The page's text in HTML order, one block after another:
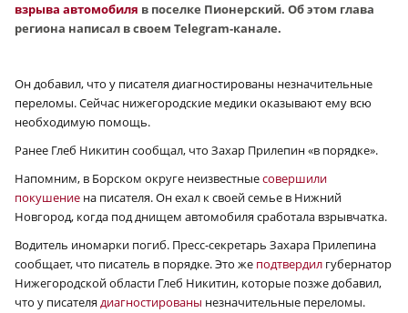
взрыва автомобиля в поселке Пионерский. Об этом глава
региона написал в своем Telegram-канале.
Он добавил, что у писателя диагностированы незначительные
переломы. Сейчас нижегородские медики оказывают ему всю
необходимую помощь.
Ранее Глеб Никитин сообщал, что Захар Прилепин «в порядке».
Напомним, в Борском округе неизвестныесовершили
покушение на писателя. Он ехал к своей семье в Нижний
Новгород, когда под днищем автомобиля сработала взрывчатка.
Водитель иномарки погиб. Пресс-секретарь Захара Прилепина
сообщает, что писатель в порядке. Это же подтвердил губернатор
Нижегородской области Глеб Никитин, которые позже добавил,
что у писателя диагностированы незначительные переломы.